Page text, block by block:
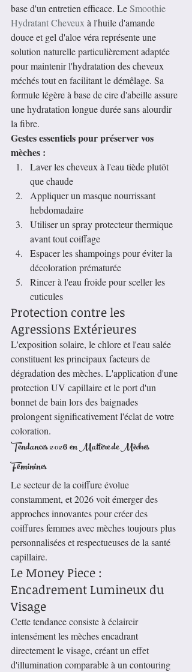
base d'un entretien efficace. Le Smoothie
Hydratant Cheveux à l'huile d'amande
douce et gel d'aloe véra représente une
solution naturelle particulièrement adaptée
pour maintenir l'hydratation des cheveux
méchés tout en facilitant le démêlage. Sa
formule légère à base de cire d'abeille assure
une hydratation longue durée sans alourdir
la fibre.
Gestes essentiels pour préserver vos
mèches :
Laver les cheveux à l'eau tiède plutôt
que chaude
Appliquer un masque nourrissant
hebdomadaire
Utiliser un spray protecteur thermique
avant tout coiffage
Espacer les shampoings pour éviter la
décoloration prématurée
Rincer à l'eau froide pour sceller les
cuticules
Protection contre les
Agressions Extérieures
L'exposition solaire, le chlore et l'eau salée
constituent les principaux facteurs de
dégradation des mèches. L'application d'une
protection UV capillaire et le port d'un
bonnet de bain lors des baignades
prolongent significativement l'éclat de votre
coloration.
Tendances 2026 en Matière de Mèches
Féminines
Le secteur de la coiffure évolue
constamment, et 2026 voit émerger des
approches innovantes pour créer des
coiffures femmes avec mèches toujours plus
personnalisées et respectueuses de la santé
capillaire.
Le Money Piece :
Encadrement Lumineux du
Visage
Cette tendance consiste à éclaircir
intensément les mèches encadrant
directement le visage, créant un effet
d'illumination comparable à un contouring